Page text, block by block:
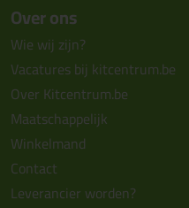
Over ons
Wie wij zijn?
Vacatures bij kitcentrum.be
Over Kitcentrum.be
Maatschappelijk
Winkelmand
Contact
Leverancier worden?